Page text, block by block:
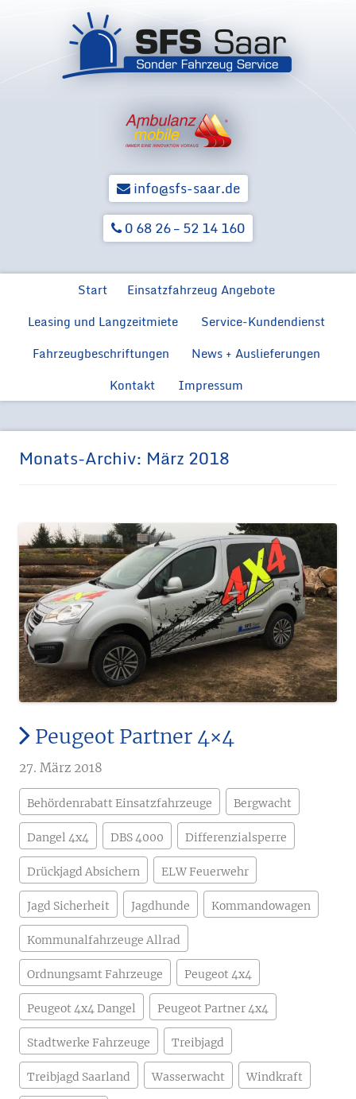
info@sfs-saar.de
0 68 26 – 52 14 160
Zum Inhalt springen
Start Einsatzfahrzeug Angebote
Ford Neuwagen für BOS
Ford
Feuerwehr
Ford Transit MZF
Leasing und Langzeitmiete Service-Kundendienst
Rückrüstung von
Fahrzeugbeschriftungen
News + Auslieferungen
Kontakt
Impressum
Monats-Archiv: März 2018
Peugeot Partner 4×4
27. März 2018
Behördenrabatt Einsatzfahrzeuge Bergwacht
Dangel 4x4 DBS 4000 Differenzialsperre
Drückjagd Absichern ELW Feuerwehr
Jagd Sicherheit Jagdhunde Kommandowagen
Kommunalfahrzeuge Allrad
Ordnungsamt Fahrzeuge Peugeot 4x4
Peugeot 4x4 Dangel Peugeot Partner 4x4
Stadtwerke Fahrzeuge Treibjagd
Treibjagd Saarland Wasserwacht Windkraft